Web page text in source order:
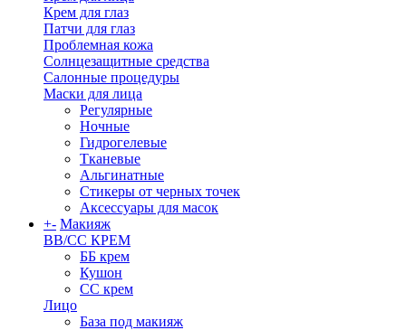
Крем для глаз
Патчи для глаз
Проблемная кожа
Солнцезащитные средства
Салонные процедуры
Маски для лица
Регулярные
Ночные
Гидрогелевые
Тканевые
Альгинатные
Стикеры от черных точек
Аксессуары для масок
+- Макияж
BB/CC КРЕМ
ББ крем
Кушон
СС крем
Лицо
База под макияж